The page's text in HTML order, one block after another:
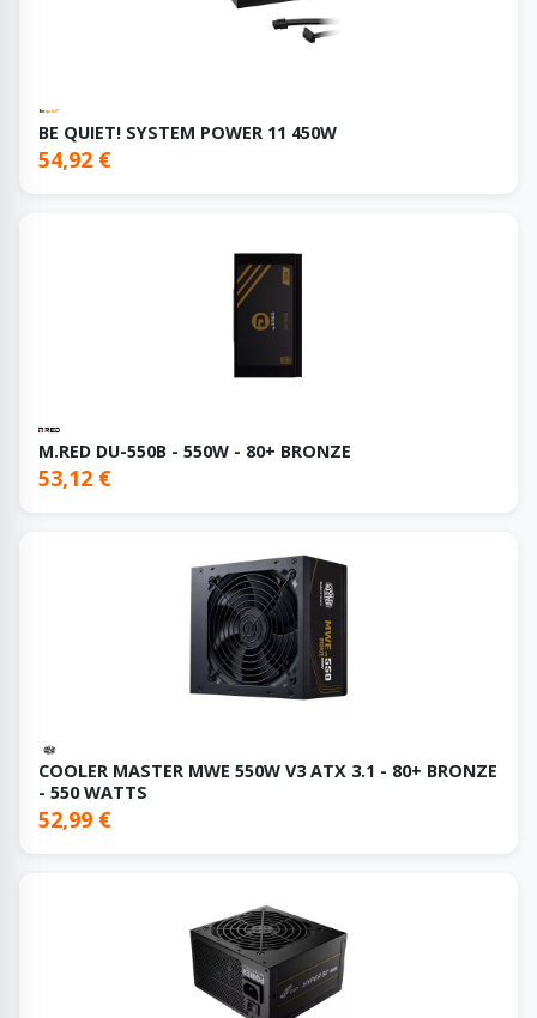
BE QUIET! SYSTEM POWER 11 450W
54,92 €
M.RED DU-550B - 550W - 80+ BRONZE
53,12 €
COOLER MASTER MWE 550W V3 ATX 3.1 - 80+ BRONZE
- 550 WATTS
52,99 €